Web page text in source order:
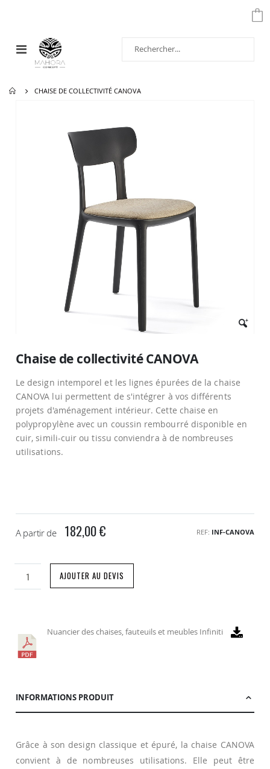
Affichage
navigation
CHAISE DE COLLECTIVITÉ CANOVA
début
la
Galerie
Chaise de collectivité CANOVA
Le design intemporel et les lignes épurées de la chaise
CANOVA lui permettent de s'intégrer à vos différents
projets d'aménagement intérieur. Cette chaise en
polypropylène avec un coussin rembourré disponible en
cuir, simili-cuir ou tissu conviendra à de nombreuses
utilisations.
A partir de 182,00 € REF INF-CANOVA
AJOUTER AU DEVIS
Nuancier des chaises, fauteuils et meubles Infiniti
INFORMATIONS PRODUIT
Grâce à son design classique et épuré, la chaise CANOVA
convient à de nombreuses utilisations. Elle peut être